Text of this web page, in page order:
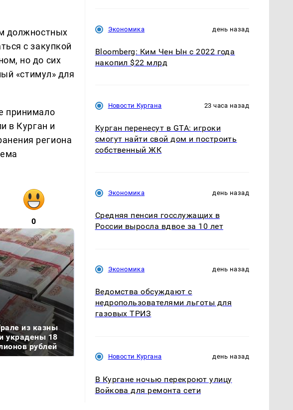
должностных
с закупкой
но до сих
«стимул» для
принимало
в Курган и
региона
0
из казны
украдены 18
рублей
Экономика день назад
Bloomberg: Ким Чен Ын с 2022 года
накопил $22 млрд
Новости Кургана 23 часа назад
Курган перенесут в GTA: игроки
смогут найти свой дом и построить
собственный ЖК
Экономика день назад
Средняя пенсия госслужащих в
России выросла вдвое за 10 лет
Экономика день назад
Ведомства обсуждают с
недропользователями льготы для
газовых ТРИЗ
Новости Кургана день назад
В Кургане ночью перекроют улицу
Войкова для ремонта сети